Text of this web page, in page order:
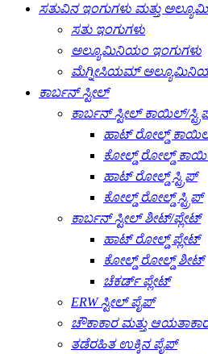
ಸತುವಿನ ಇಂಗುಗಳು ಮತ್ತು
ಸತು ಇಂಗುಗಳು
ಅಲ್ಯೂಮಿನಿಯಂ ಇಂಗುಗಳು
ಮೆಗ್ನೀಸಿಯಮ್
ಕಾರ್ಬನ್ ಸ್ಟೀಲ್
ಕಾರ್ಬನ್ ಸ್ಟೀಲ್ ಕಾಯಿಲ್/
ಹಾಟ್ ರೋಲ್ಡ್
ಕೋಲ್ಡ್ ರೋಲ್ಡ್
ಹಾಟ್ ರೋಲ್ಡ್ ಸ್ಟ್ರಿಪ್
ಕೋಲ್ಡ್ ರೋಲ್ಡ್ ಸ್ಟ್ರಿಪ್
ಕಾರ್ಬನ್ ಸ್ಟೀಲ್ ಶೀಟ್/ಪ್ಲೇಟ್
ಹಾಟ್ ರೋಲ್ಡ್ ಪ್ಲೇಟ್
ಕೋಲ್ಡ್ ರೋಲ್ಡ್ ಶೀಟ್
ಚೆಕರ್ಡ್ ಪ್ಲೇಟ್
ERW ಸ್ಟೀಲ್ ಪೈಪ್
ಚೌಕಾಕಾರ ಮತ್ತು
ತಡೆರಹಿತ ಉಕ್ಕಿನ ಪೈಪ್